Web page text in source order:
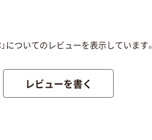
についてのレビューを表示しています。
レビューを書く